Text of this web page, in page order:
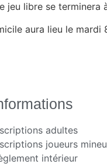
jeu libre se terminera
aura lieu le mardi
adultes
joueurs
intérieur